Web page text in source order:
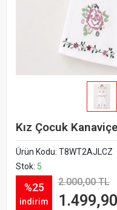
Kız Çocuk
Ürün Kodu: T8WT2AJLCZ
Stok: 5
%25
indirim
2.000,00 TL